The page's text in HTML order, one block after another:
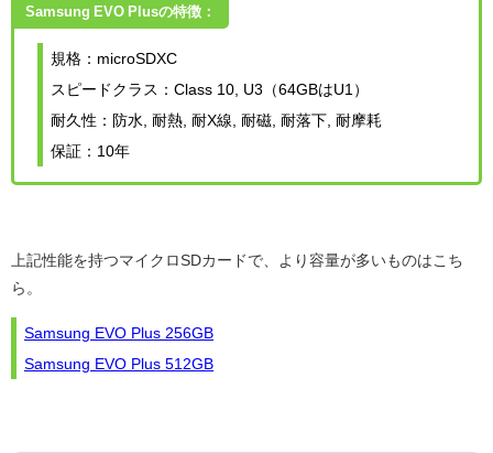
Samsung EVO Plusの特徴：
規格：microSDXC
スピードクラス：Class 10, U3（64GBはU1）
耐久性：防水, 耐熱, 耐X線, 耐磁, 耐落下, 耐摩耗
保証：10年
上記性能を持つマイクロSDカードで、より容量が多いものはこち
ら。
Samsung EVO Plus 256GB
Samsung EVO Plus 512GB